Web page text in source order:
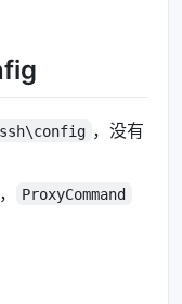
，没有
ProxyCommand